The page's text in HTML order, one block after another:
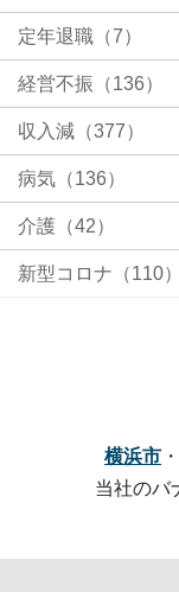
定年退職（7）
経営不振（136）
収入減（377）
病気（136）
介護（42）
新型コロナ（110）
横浜市 ・
当社のバ